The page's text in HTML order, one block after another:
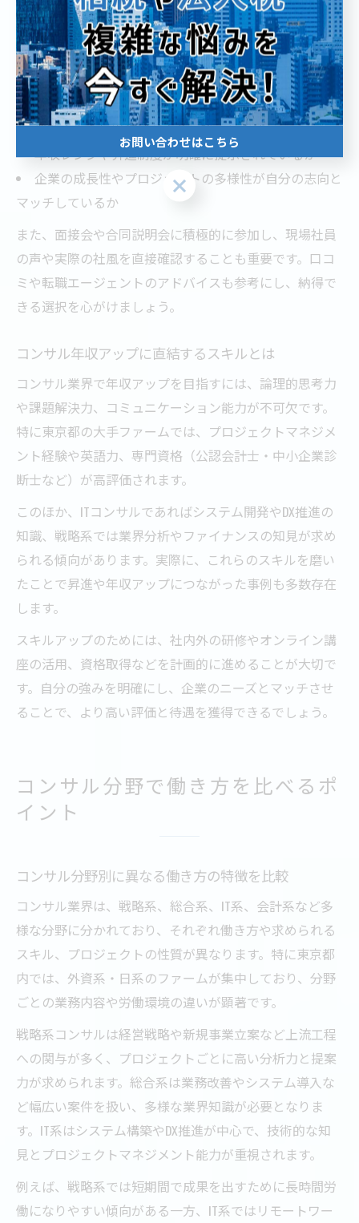
効です。
具体的には、以下のポイントに注目して求人を選定する
ことが大切です。
コンサル求人選びのチェックポイント
業務内容や担当領域が自分の強みと合致しているか
年収レンジや昇進制度が明確に提示されているか
企業の成長性やプロジェクトの多様性が自分の志向と
マッチしているか
また、面接会や合同説明会に積極的に参加し、現場社員
の声や実際の社風を直接確認することも重要です。口コ
ミや転職エージェントのアドバイスも参考にし、納得で
きる選択を心がけましょう。
コンサル年収アップに直結するスキルとは
コンサル業界で年収アップを目指すには、論理的思考力
や課題解決力、コミュニケーション能力が不可欠です。
特に東京都の大手ファームでは、プロジェクトマネジメ
ント経験や英語力、専門資格（公認会計士・中小企業診
断士など）が高評価されます。
このほか、ITコンサルであればシステム開発やDX推進の
知識、戦略系では業界分析やファイナンスの知見が求め
られる傾向があります。実際に、これらのスキルを磨い
たことで昇進や年収アップにつながった事例も多数存在
します。
スキルアップのためには、社内外の研修やオンライン講
座の活用、資格取得などを計画的に進めることが大切で
す。自分の強みを明確にし、企業のニーズとマッチさせ
ることで、より高い評価と待遇を獲得できるでしょう。
コンサル分野で働き方を比べるポ
イント
コンサル分野別に異なる働き方の特徴を比較
コンサル業界は、戦略系、総合系、IT系、会計系など多
様な分野に分かれており、それぞれ働き方や求められる
スキル、プロジェクトの性質が異なります。特に東京都
内では、外資系・日系のファームが集中しており、分野
ごとの業務内容や労働環境の違いが顕著です。
戦略系コンサルは経営戦略や新規事業立案など上流工程
への関与が多く、プロジェクトごとに高い分析力と提案
力が求められます。総合系は業務改善やシステム導入な
ど幅広い案件を扱い、多様な業界知識が必要となりま
す。IT系はシステム構築やDX推進が中心で、技術的な知
見とプロジェクトマネジメント能力が重視されます。
例えば、戦略系では短期間で成果を出すために長時間労
働になりやすい傾向がある一方、IT系ではリモートワー
お問い合わせはこちら
お問い合わせはこちら